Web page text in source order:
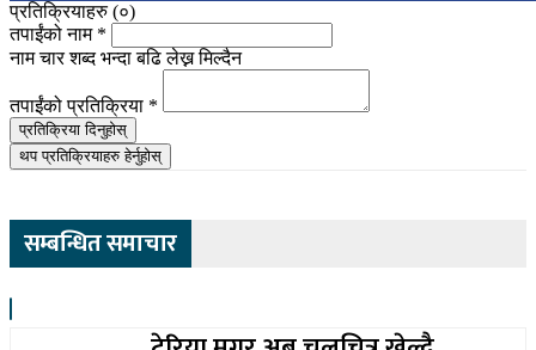
प्रतिक्रियाहरु (०)
तपाईंको नाम *
नाम चार शब्द भन्दा बढि लेख्न मिल्दैन
तपाईंको प्रतिक्रिया *
प्रतिक्रिया दिनुहोस्
थप प्रतिक्रियाहरु हेर्नुहोस्
सम्बन्धित समाचार